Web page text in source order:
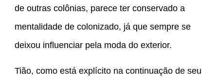
de outras colônias, parece ter conservado a
mentalidade de colonizado, já que sempre se
deixou influenciar pela moda do exterior.
Tião, como está explícito na continuação de seu